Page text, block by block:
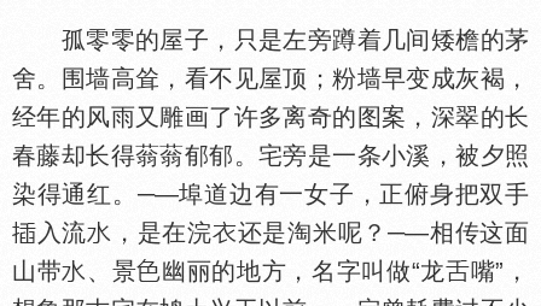
孤零零的屋子，只是左旁蹲着几间矮檐的茅
舍。围墙高耸，看不见屋顶；粉墙早变成灰褐，
经年的风雨又雕画了许多离奇的图案，深翠的长
春藤却长得蓊蓊郁郁。宅旁是一条小溪，被夕照
染得通红。─—埠道边有一女子，正俯身把双手
入流
，是在浣
还是淘米呢？─—相传这面
山带
、景 幽丽的地方，名字叫做“龙
嘴”，